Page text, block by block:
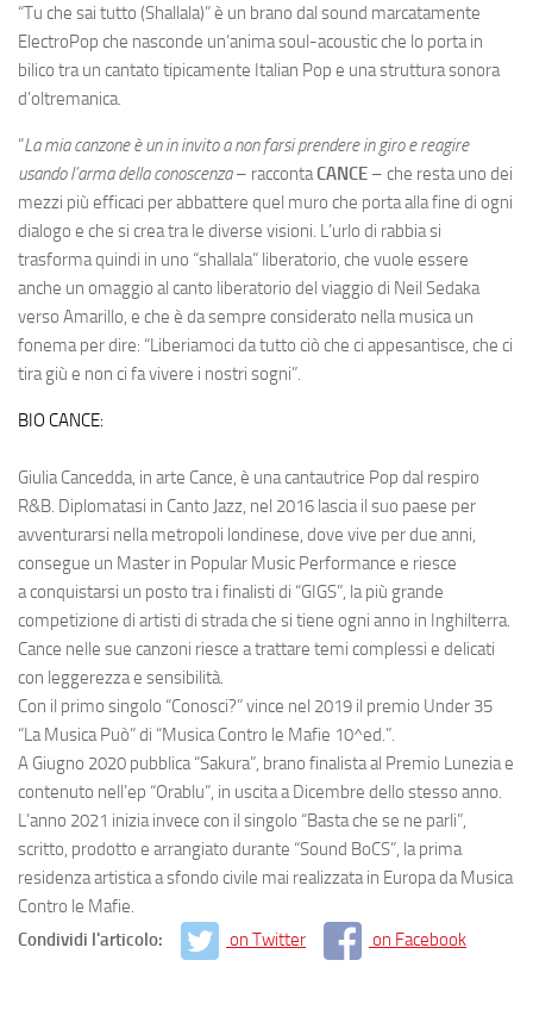
“Tu che sai tutto (Shallala)” è un brano dal sound marcatamente
ElectroPop che nasconde un’anima soul-acoustic che lo porta in
bilico tra un cantato tipicamente Italian Pop e una struttura sonora
d’oltremanica.
“La mia canzone è un in invito a non farsi prendere in giro e reagire
usando l’arma della conoscenza– raccontaCANCE – che resta uno dei
mezzi più efficaci per abbattere quel muro che porta alla fine di ogni
dialogo e che si crea tra le diverse visioni. L’urlo di rabbia si
trasforma quindi in uno “shallala” liberatorio, che vuole essere
anche un omaggio al canto liberatorio del viaggio di Neil Sedaka
verso Amarillo, e che è da sempre considerato nella musica un
fonema per dire: “Liberiamoci da tutto ciò che ci appesantisce, che ci
tira giù e non ci fa vivere i nostri sogni”.
BIO CANCE:
Giulia Cancedda, in arte Cance, è una cantautrice Pop dal respiro
R&B. Diplomatasi in Canto Jazz, nel 2016 lascia il suo paese per
avventurarsi nella metropoli londinese, dove vive per due anni,
consegue un Master in Popular Music Performance e riesce
aconquistarsi un posto tra i finalisti di “GIGS”, la più grande
competizione di artisti di strada che si tiene ogni anno in Inghilterra.
Cance nelle sue canzoni riesce a trattare temi complessi e delicati
con leggerezza e sensibilità.
Con il primo singolo “Conosci?” vince nel 2019 il premio Under 35
“La Musica Può” di “Musica Contro le Mafie 10^ed.”.
A Giugno 2020 pubblica “Sakura”, brano finalista al Premio Lunezia e
contenuto nell’ep “Orablu”, in uscita a Dicembre dello stesso anno.
L’anno 2021 inizia invece con il singolo “Basta che se ne parli”,
scritto, prodotto e arrangiato durante “Sound BoCS”, la prima
residenza artistica a sfondo civile mai realizzata in Europa da Musica
Contro le Mafie.
Condividi l'articolo:
on Twitter on Facebook